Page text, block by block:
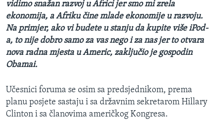
vidimo snažan razvoj u Africi jer smo mi zrela
ekonomija, a Afriku čine mlade ekonomije u razvoju.
Na primjer, ako vi budete u stanju da kupite više iPod-
a, to nije dobro samo za vas nego i za nas jer to otvara
nova radna mjesta u Americ, zaključio je gospodin
Obamai.
Učesnici foruma se osim sa predsjednikom, prema
planu posjete sastaju i sa državnim sekretarom Hillary
Clinton i sa članovima američkog Kongresa.